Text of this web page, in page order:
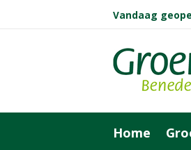
Vandaag
Home